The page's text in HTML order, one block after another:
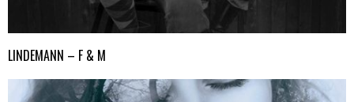
LINDEMANN – F & M